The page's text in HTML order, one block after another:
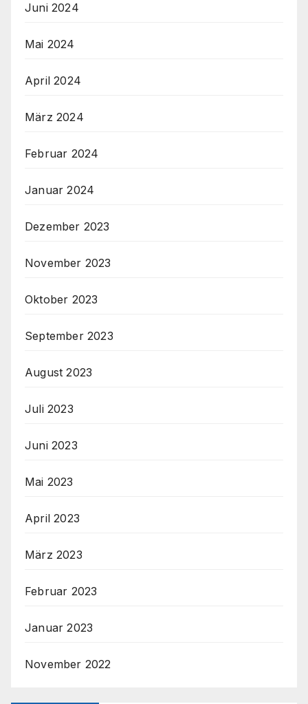
Juni 2024
Mai 2024
April 2024
März 2024
Februar 2024
Januar 2024
Dezember 2023
November 2023
Oktober 2023
September 2023
August 2023
Juli 2023
Juni 2023
Mai 2023
April 2023
März 2023
Februar 2023
Januar 2023
November 2022